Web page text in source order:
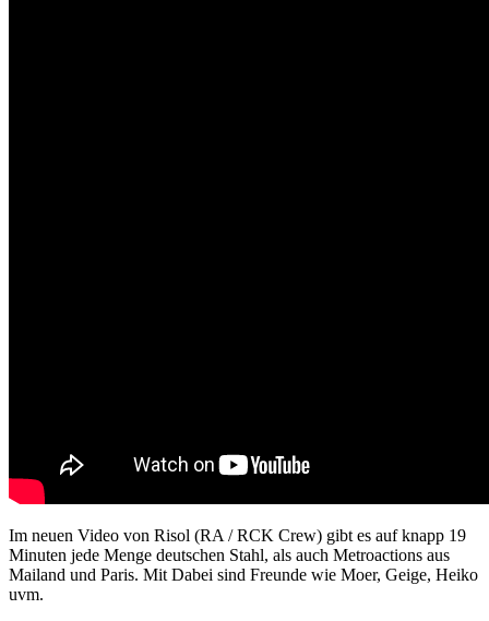
Im neuen Video von Risol (RA / RCK Crew) gibt es auf knapp 19
Minuten jede Menge deutschen Stahl, als auch Metroactions aus
Mailand und Paris. Mit Dabei sind Freunde wie Moer, Geige, Heiko
uvm.